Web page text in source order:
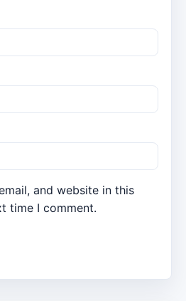
and website in this
time I comment.